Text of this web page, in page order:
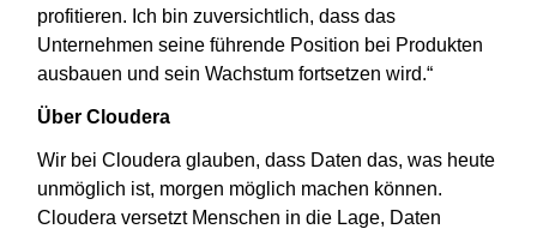
profitieren. Ich bin zuversichtlich, dass das
Unternehmen seine führende Position bei Produkten
ausbauen und sein Wachstum fortsetzen wird.“
Über Cloudera
Wir bei Cloudera glauben, dass Daten das, was heute
unmöglich ist, morgen möglich machen können.
Cloudera versetzt Menschen in die Lage, Daten